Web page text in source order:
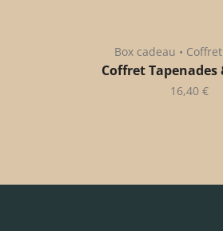
Box cadeau •
Coffret Tapenades
16,40 €